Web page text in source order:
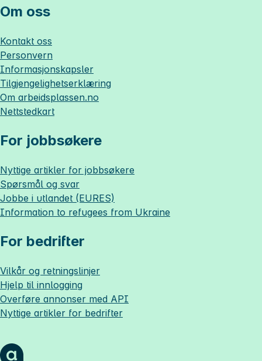
Om oss
Kontakt oss
Personvern
Informasjonskapsler
Tilgjengelighetserklæring
Om arbeidsplassen.no
Nettstedkart
For jobbsøkere
Nyttige artikler for jobbsøkere
Spørsmål og svar
Jobbe i utlandet (EURES)
Information to refugees from Ukraine
For bedrifter
Vilkår og retningslinjer
Hjelp til innlogging
Overføre annonser med API
Nyttige artikler for bedrifter